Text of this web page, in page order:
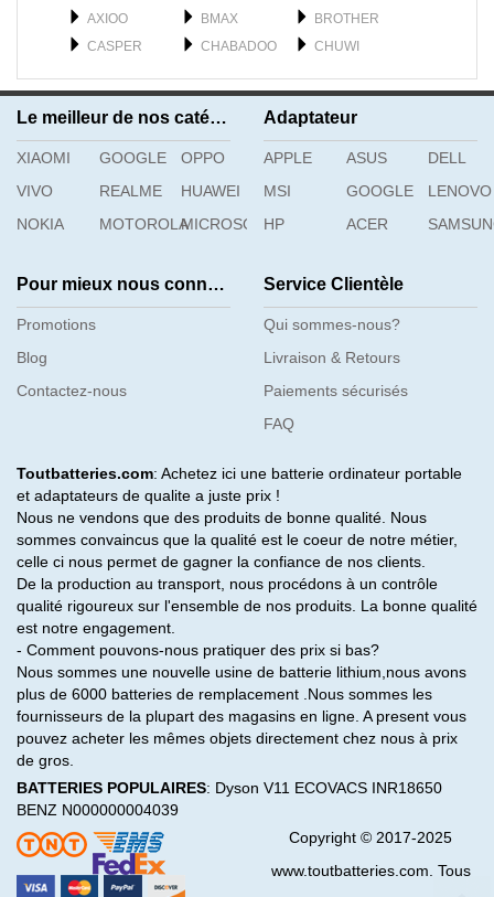
AXIOO
BMAX
BROTHER
CASPER
CHABADOO
CHUWI
GETAC
GFL
GIGABYTE
H3C
HAIER
HASEE
Le meilleur de nos catégories
XIAOMI GOOGLE
OPPO
VIVO
REALME
HUAWEI
NOKIA
MOTOROLAMICROSOFT
Adaptateur
APPLE ASUS
DELL
MSI
GOOGLE
LENOVO
HP
ACER
Pour mieux nous connaître
Promotions
Blog
Contactez-nous
Service Clientèle
Qui sommes-nous?
Livraison & Retours
Paiements sécurisés
FAQ
Toutbatteries.com: Achetez ici une batterie ordinateur portable
et adaptateurs de qualite a juste prix !
Nous ne vendons que des produits de bonne qualité. Nous
sommes convaincus que la qualité est le coeur de notre métier,
celle ci nous permet de gagner la confiance de nos clients.
De la production au transport, nous procédons à un contrôle
qualité rigoureux sur l'ensemble de nos produits. La bonne qualité
est notre engagement.
- Comment pouvons-nous pratiquer des prix si bas?
Nous sommes une nouvelle usine de batterie lithium,nous avons
plus de 6000 batteries de remplacement .Nous sommes les
fournisseurs de la plupart des magasins en ligne. A present vous
pouvez acheter les mêmes objets directement chez nous à prix
de gros.
BATTERIES POPULAIRES: Dyson V11 ECOVACS INR18650
BENZ N000000004039
Copyright © 2017-2025
www.toutbatteries.com. Tous